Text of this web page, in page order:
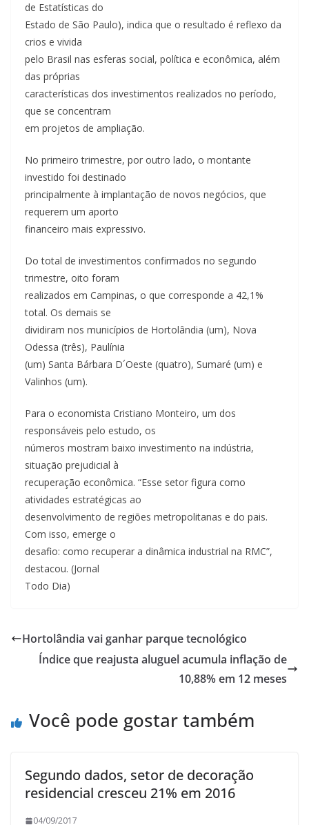
de Estatísticas do
Estado de São Paulo), indica que o resultado é reflexo da
crios e vivida
pelo Brasil nas esferas social, política e econômica, além
das próprias
características dos investimentos realizados no período,
que se concentram
em projetos de ampliação.
No primeiro trimestre, por outro lado, o montante
investido foi destinado
principalmente à implantação de novos negócios, que
requerem um aporto
financeiro mais expressivo.
Do total de investimentos confirmados no segundo
trimestre, oito foram
realizados em Campinas, o que corresponde a 42,1%
total. Os demais se
dividiram nos municípios de Hortolândia (um), Nova
Odessa (três), Paulínia
(um) Santa Bárbara D´Oeste (quatro), Sumaré (um) e
Valinhos (um).
Para o economista Cristiano Monteiro, um dos
responsáveis pelo estudo, os
números mostram baixo investimento na indústria,
situação prejudicial à
recuperação econômica. “Esse setor figura como
atividades estratégicas ao
desenvolvimento de regiões metropolitanas e do pais.
Com isso, emerge o
desafio: como recuperar a dinâmica industrial na RMC”,
destacou. (Jornal
Todo Dia)
Hortolândia vai ganhar parque tecnológico
Índice que reajusta aluguel acumula inflação de
10,88% em 12 meses
Você pode gostar também
Segundo dados, setor de decoração
residencial cresceu 21% em 2016
04/09/2017